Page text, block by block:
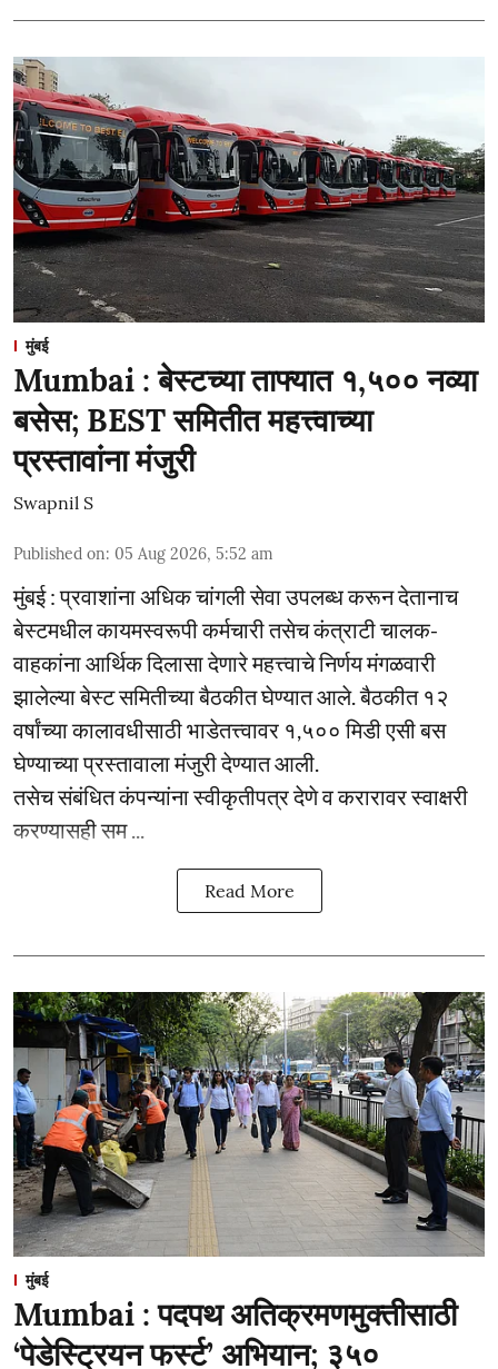
मुंबई
Mumbai : बेस्टच्या ताफ्यात १,५०० नव्या
बसेस; BEST समितीत महत्त्वाच्या
प्रस्तावांना मंजुरी
Swapnil S
Published on: 05 Aug 2026, 5:52 am
मुंबई : प्रवाशांना अधिक चांगली सेवा उपलब्ध करून देतानाच
बेस्टमधील कायमस्वरूपी कर्मचारी तसेच कंत्राटी चालक-
वाहकांना आर्थिक दिलासा देणारे महत्त्वाचे निर्णय मंगळवारी
झालेल्या बेस्ट समितीच्या बैठकीत घेण्यात आले. बैठकीत १२
वर्षांच्या कालावधीसाठी भाडेतत्त्वावर १,५०० मिडी एसी बस
घेण्याच्या प्रस्तावाला मंजुरी देण्यात आली.
तसेच संबंधित कंपन्यांना स्वीकृतीपत्र देणे व करारावर स्वाक्षरी
करण्यासही सम ...
Read More
मुंबई
Mumbai : पदपथ अतिक्रमणमुक्तीसाठी
‘पेडेस्ट्रियन फर्स्ट’ अभियान; ३५०